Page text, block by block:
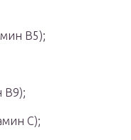
В5);
В9);
С);